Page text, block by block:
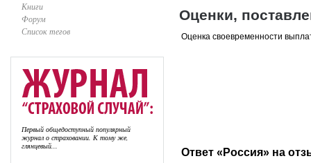
Книги
Форум
Список тегов
Первый общедоступный популярный
журнал о страховании. К тому же,
глянцевый...
Оценки,
Оценка своевременности
Ответ «Россия» на